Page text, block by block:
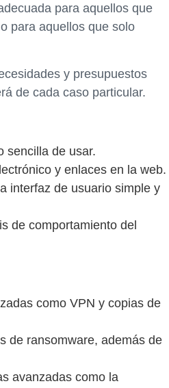
para aquellos que
para aquellos que solo
y presupuestos
de cada caso particular.
sencilla de usar.
y enlaces en la web.
interfaz de usuario simple y
de comportamiento del
como VPN y copias de
de ransomware, además de
avanzadas como la